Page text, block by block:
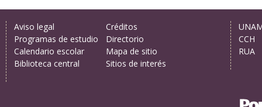
Aviso legal
Programas de estudio
Calendario escolar
Biblioteca central
Créditos
Directorio
Mapa de sitio
Sitios de interés
CCH
RUA